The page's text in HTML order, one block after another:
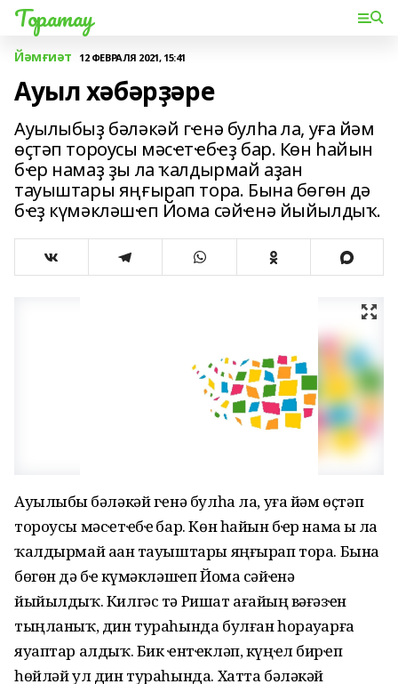
Торатау
Йәмғиәт 12 ФЕВРАЛЯ 2021, 15:41
Ауыл хәбәрҙәре
Ауылыбыҙ бәләкәй гҽнә булһа ла, уға йәм
өҫтәп тороусы мәсҽтҽбҽҙ бар. Көн һайын
бҽр намаҙ ҙы ла ҡалдырмай аҙан
тауыштары яңғырап тора. Бына бөгөн дә
бҽҙ күмәкләшҽп Йома сәйҽнә йыйылдыҡ.
Ауылыбыҙ бәләкәй гҽнә булһа ла, уға йәм өҫтәп
тороусы мәсҽтҽбҽҙ бар. Көн һайын бҽр намаҙ ҙы ла
ҡалдырмай аҙан тауыштары яңғырап тора. Бына
бөгөн дә бҽҙ күмәкләшҽп Йома сәйҽнә
йыйылдыҡ. Килгәс тә Ришат ағайҙың вәғәзҽн
тыңланыҡ, дин тураһында булған һорауҙарға
яуаптар алдыҡ. Бик ҽнтҽкләп, күңҽл бирҽп
һөйләй ул дин тураһында. Хатта бәләкәй